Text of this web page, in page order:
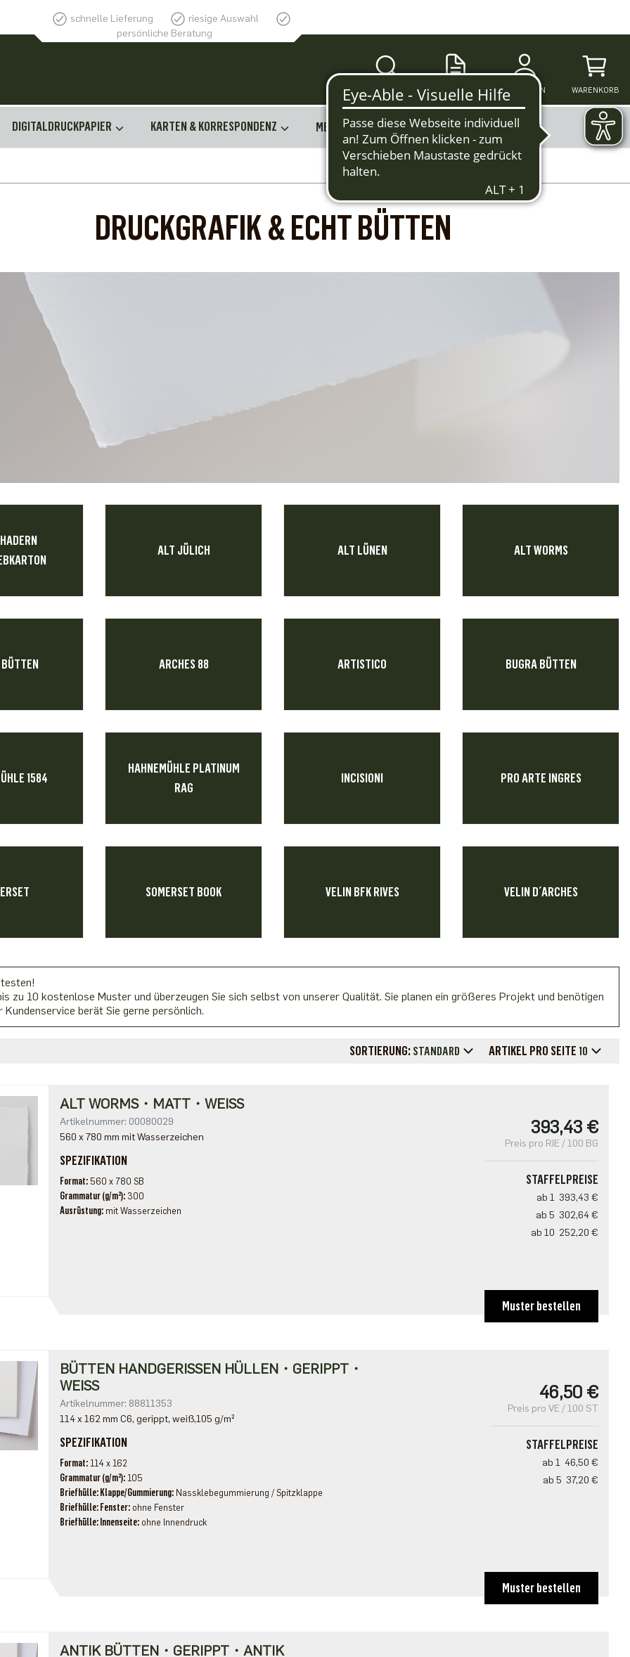
schnelle Lieferung
riesige Auswahl
persönliche Beratung
SUCHE MERKZETTEL ANMELDEN WARENKORB
DIGITALDRUCKPAPIER KARTEN & KORRESPONDENZ MEHR
DRUCKGRAFIK & ECHT BÜTTEN
ALT JÜLICH ALT LÜNEN ALT WORMS
ARCHES 88 ARTISTICO BUGRA BÜTTEN
1584
HAHNEMÜHLE PLATINUM
RAG
INCISIONI PRO ARTE INGRES
SOMERSET BOOK VELIN BFK RIVES VELIN D´ARCHES
zu 10 kostenlose Muster und überzeugen Sie sich selbst von unserer Qualität. Sie planen ein größeres Projekt und benötigen
Kundenservice berät Sie gerne persönlich.
SORTIERUNG: STANDARD ARTIKEL PRO SEITE 10
ALT WORMS・MATT・WEISS
Artikelnummer: 00080029
560 x 780 mm mit Wasserzeichen
SPEZIFIKATION
Format 560 x 780 SB
Grammatur (g/m²) 300
Ausrüstung mit Wasserzeichen
393,43 €
Preis pro RIE / 100 BG
STAFFELPREISE
ab 1 393,43 €
ab 5 302,64 €
ab 10 252,20 €
Muster bestellen
BÜTTEN HANDGERISSEN HÜLLEN・GERIPPT・
WEISS
Artikelnummer: 88811353
114 x 162 mm C6, gerippt, weiß,105 g/m²
SPEZIFIKATION
Format 114 x 162
Grammatur (g/m²) 105
Briefhülle: Klappe/Gummierung Nassklebegummierung / Spitzklappe
Briefhülle: Fenster ohne Fenster
Briefhülle: Innenseite ohne Innendruck
46,50 €
Preis pro VE / 100 ST
STAFFELPREISE
ab 1 46,50 €
ab 5 37,20 €
Muster bestellen
ANTIK BÜTTEN・GERIPPT・ANTIK